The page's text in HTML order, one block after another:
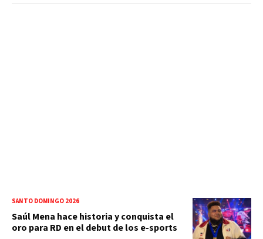
SANTO DOMINGO 2026
Saúl Mena hace historia y conquista el
oro para RD en el debut de los e-sports